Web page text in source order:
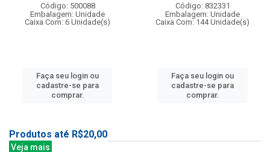
Código: 500088
Embalagem: Unidade
Caixa Com: 6 Unidade(s)
Faça seu login ou
cadastre-se para
comprar.
Código: 832331
Embalagem: Unidade
Caixa Com: 144 Unidade(s)
Faça seu login ou
cadastre-se para
comprar.
Produtos até R$20,00
Veja mais